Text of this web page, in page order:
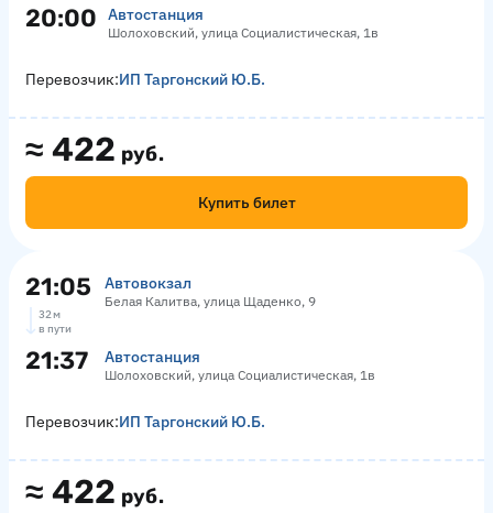
20:00 Автостанция
Шолоховский, улица Социалистическая, 1в
≈ 422 руб.
Купить билет
Перевозчик:ИП Таргонский Ю.Б.
21:05 Автовокзал
Белая Калитва, улица Щаденко, 9
32 м
в пути
21:37 Автостанция
Шолоховский, улица Социалистическая, 1в
≈ 422 руб.
Перевозчик:ИП Таргонский Ю.Б.